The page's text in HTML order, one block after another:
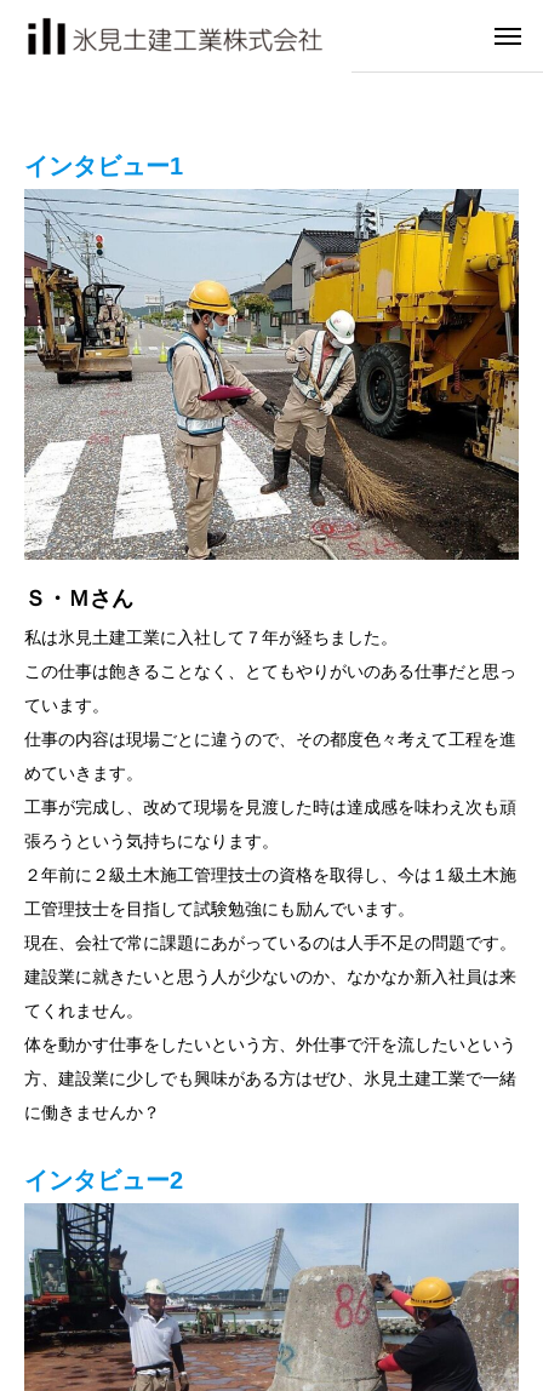
インタビュー1
Ｓ・Ｍさん
私は氷見土建工業に入社して７年が経ちました。
この仕事は飽きることなく、とてもやりがいのある仕事だと思っ
ています。
仕事の内容は現場ごとに違うので、その都度色々考えて工程を進
めていきます。
工事が完成し、改めて現場を見渡した時は達成感を味わえ次も頑
張ろうという気持ちになります。
２年前に２級土木施工管理技士の資格を取得し、今は１級土木施
工管理技士を目指して試験勉強にも励んでいます。
現在、会社で常に課題にあがっているのは人手不足の問題です。
建設業に就きたいと思う人が少ないのか、なかなか新入社員は来
てくれません。
体を動かす仕事をしたいという方、外仕事で汗を流したいという
方、建設業に少しでも興味がある方はぜひ、氷見土建工業で一緒
に働きませんか？
インタビュー2